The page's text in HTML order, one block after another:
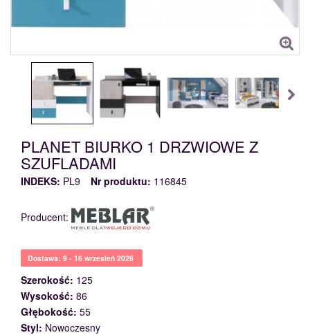
PLANET BIURKO 1 DRZWIOWE Z
SZUFLADAMI
INDEKS: PL9 Nr produktu: 116845
Producent:
Dostawa: 9 - 16 wrzesień 2026
Szerokość: 125
Wysokość: 86
Głębokość: 55
Styl: Nowoczesny